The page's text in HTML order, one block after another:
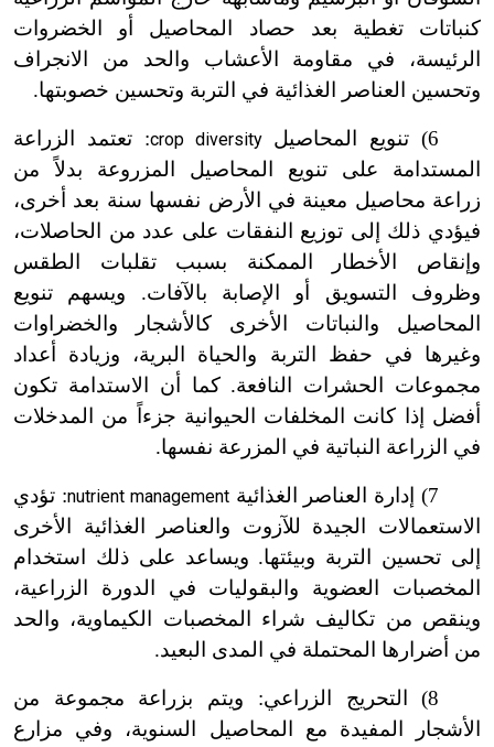
كنباتات تغطية بعد حصاد المحاصيل أو الخضروات
الرئيسة، في مقاومة الأعشاب والحد من الانجراف
وتحسين العناصر الغذائية في التربة وتحسين خصوبتها.
6) تنويع المحاصيل crop diversity: تعتمد الزراعة
المستدامة على تنويع المحاصيل المزروعة بدلاً من
زراعة محاصيل معينة في الأرض نفسها سنة بعد أخرى،
فيؤدي ذلك إلى توزيع النفقات على عدد من الحاصلات،
وإنقاص الأخطار الممكنة بسبب تقلبات الطقس
وظروف التسويق أو الإصابة بالآفات. ويسهم تنويع
المحاصيل والنباتات الأخرى كالأشجار والخضراوات
وغيرها في حفظ التربة والحياة البرية، وزيادة أعداد
مجموعات الحشرات النافعة. كما أن الاستدامة تكون
أفضل إذا كانت المخلفات الحيوانية جزءاً من المدخلات
في الزراعة النباتية في المزرعة نفسها.
7) إدارة العناصر الغذائية nutrient management: تؤدي
الاستعمالات الجيدة للآزوت والعناصر الغذائية الأخرى
إلى تحسين التربة وبيئتها. ويساعد على ذلك استخدام
المخصبات العضوية والبقوليات في الدورة الزراعية،
وينقص من تكاليف شراء المخصبات الكيماوية، والحد
من أضرارها المحتملة في المدى البعيد.
8) التحريج الزراعي: ويتم بزراعة مجموعة من
الأشجار المفيدة مع المحاصيل السنوية، وفي مزارع